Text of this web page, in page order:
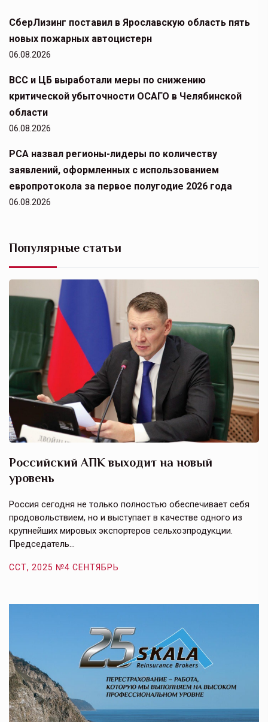
СберЛизинг поставил в Ярославскую область пять
новых пожарных автоцистерн
06.08.2026
ВСС и ЦБ выработали меры по снижению
критической убыточности ОСАГО в Челябинской
области
06.08.2026
РСА назвал регионы-лидеры по количеству
заявлений, оформленных с использованием
европротокола за первое полугодие 2026 года
06.08.2026
Популярные статьи
Российский АПК выходит на новый
уровень
Россия сегодня не только полностью обеспечивает себя
продовольствием, но и выступает в качестве одного из
крупнейших мировых экспортеров сельхозпродукции.
Председатель…
ССТ, 2025 №4 СЕНТЯБРЬ